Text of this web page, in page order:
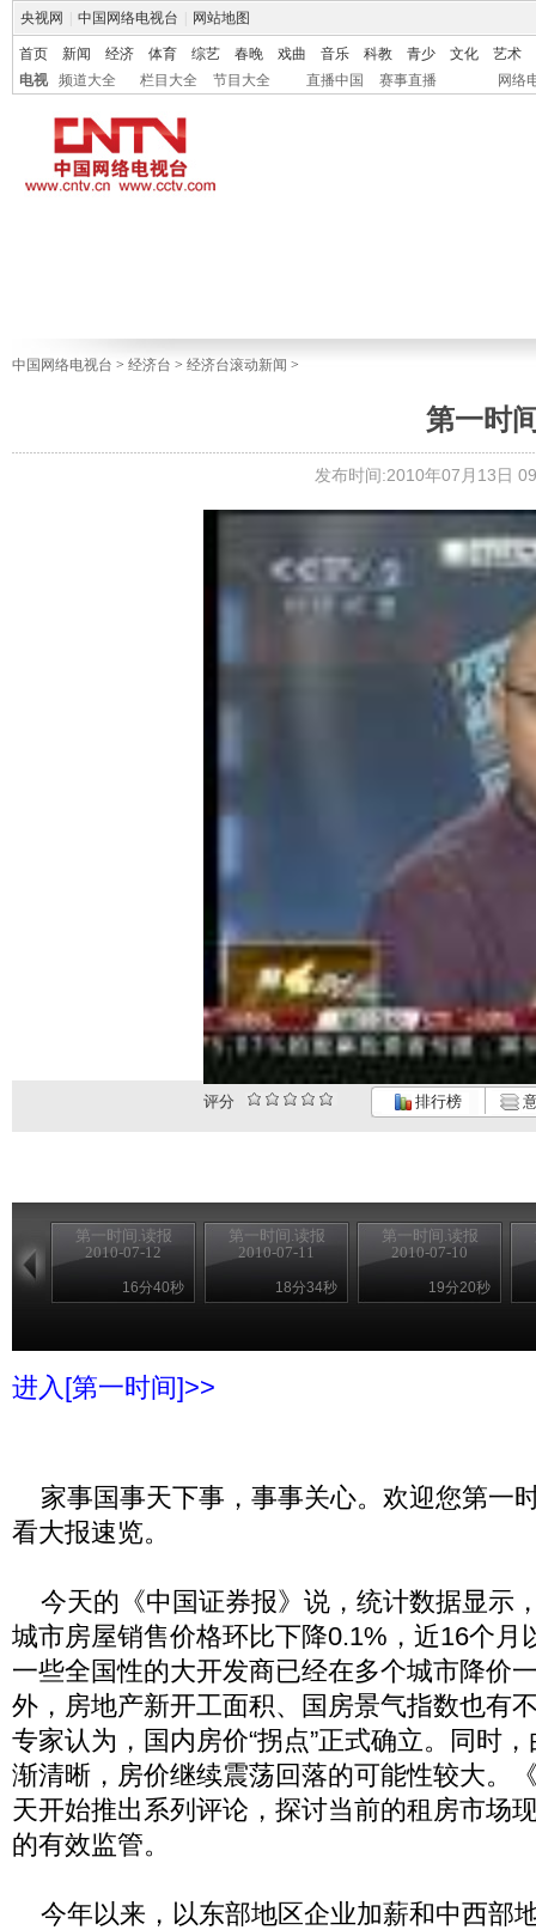
央视网 中国网络电视台 网站地图
首页 新闻 经济 体育 综艺 春晚 戏曲 音乐 科教 青少 文化
艺术
电视
频道大全 栏目大全 节目大全 直播中国 赛事直播 网络
中国网络电视台 > 经济台 > 经济台滚动新闻 >
第一时
发布时间:2010年07月13日
评分 排行榜
第一时间.读报
2010-07-12
16分40秒
第一时间.读报
2010-07-11
18分34秒
第一时间.读报
2010-07-10
19分20秒
进入[第一时间]>>
家事国事天下事，事事关心。欢迎您第一
看大报速览。
今天的《中国证券报》说，统计数据显示
城市房屋销售价格环比下降0.1%，近16个月
一些全国性的大开发商已经在多个城市降价
外，房地产新开工面积、国房景气指数也有
专家认为，国内房价“拐点”正式确立。同时
渐清晰，房价继续震荡回落的可能性较大。
天开始推出系列评论，探讨当前的租房市场
的有效监管。
今年以来，以东部地区企业加薪和中西部